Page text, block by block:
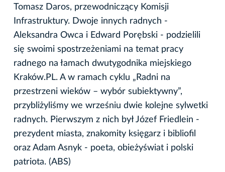
Tomasz Daros, przewodniczący Komisji
Infrastruktury. Dwoje innych radnych -
Aleksandra Owca i Edward Porębski - podzielili
się swoimi spostrzeżeniami na temat pracy
radnego na łamach dwutygodnika miejskiego
Kraków.PL. A w ramach cyklu „Radni na
przestrzeni wieków – wybór subiektywny”,
przybliżyliśmy we wrześniu dwie kolejne sylwetki
radnych. Pierwszym z nich był Józef Friedlein -
prezydent miasta, znakomity księgarz i bibliofil
oraz Adam Asnyk - poeta, obieżyświat i polski
patriota. (ABS)